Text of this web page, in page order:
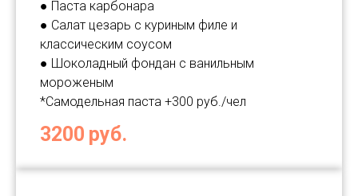
● Паста карбонара
● Салат цезарь с куриным филе и
классическим соусом
● Шоколадный фондан с ванильным
мороженым
*Самодельная паста +300 руб./чел
3200 руб.